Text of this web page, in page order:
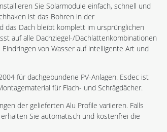
Sie Solarmodule einfach, schnell und
ist das Bohren in der
Dach bleibt komplett im ursprünglichen
auf alle Dachziegel-/Dachlattenkombinationen
von Wasser auf intelligente Art und
für dachgebundene PV-Anlagen. Esdec ist
für Flach- und Schrägdächer.
der gelieferten Alu Profile variieren. Falls
Sie automatisch und kostenfrei die